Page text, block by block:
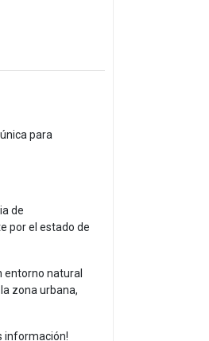
para
de
por el estado de
entorno natural
zona urbana,
información!